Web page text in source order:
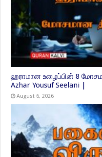
ஹராமான உழைப்பின் 8
Azhar Yousuf Seelani |
August 6, 2026